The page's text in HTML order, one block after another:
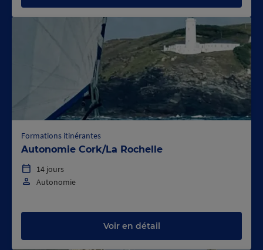
Formations itinérantes
Autonomie Cork/La Rochelle
14 jours
Autonomie
Voir en détail